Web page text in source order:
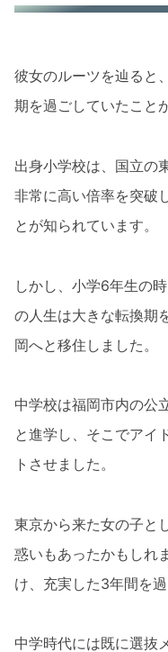
彼女のルーツを辿ると
期を過ごしていたこと
出身小学校は、国立の
非常に高い倍率を突破
とが知られています。
しかし、小学6年生の
の人生は大きな転換期
岡へと移住しました。
中学校は福岡市内の公
と進学し、そこでアイ
トさせました。
東京から来た女の子と
惑いもあったかもしれ
け、充実した3年間を過
中学時代には既に選抜